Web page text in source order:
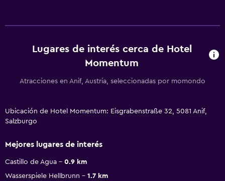
Lugares de interés cerca de Hotel
Momentum
Atracciones en Anif, Austria, seleccionadas por momondo
Ubicación de Hotel Momentum: Eisgrabenstraße 32, 5081 Anif,
Salzburgo
Mejores lugares de interés
Castillo de Agua
0.9 km
Wasserspiele Hellbrunn
1.7 km